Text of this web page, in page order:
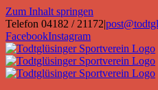
Zum Inhalt springen
Telefon 04182 / 21172|
FacebookInstagram